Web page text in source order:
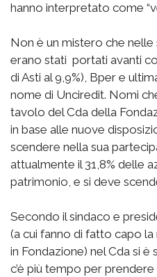
hanno interpretato come
Non è un mistero che
erano stati portati avanti
di Asti al 9,9%), Bper e
nome di Unciredit. Nomi
tavolo del Cda della
in base alle nuove
scendere nella sua
attualmente il 31,8% delle
patrimonio, e si deve
Secondo il sindaco e
(a cui fanno di fatto capo
in Fondazione) nel Cda si
c’è più tempo per